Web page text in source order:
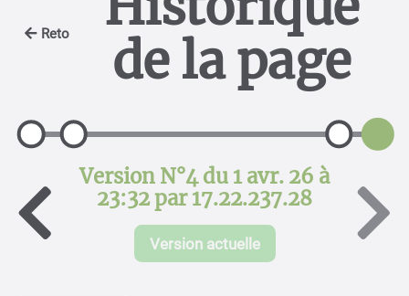
Retour
de la page
Version N°4 du 1 avr. 26 à
23:32 par 17.22.237.28
Version actuelle